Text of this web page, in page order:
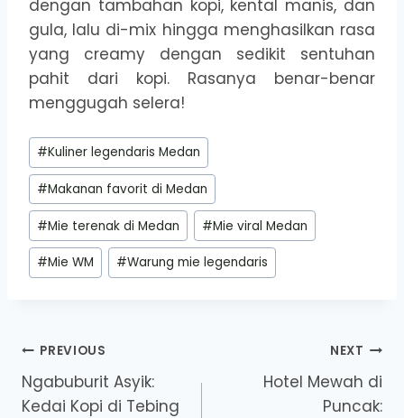
dengan tambahan kopi, kental manis, dan
gula, lalu di-mix hingga menghasilkan rasa
yang creamy dengan sedikit sentuhan
pahit dari kopi. Rasanya benar-benar
menggugah selera!
Post
Tags:
#Kuliner legendaris Medan
#Makanan favorit di Medan
#Mie terenak di Medan #Mie viral Medan
#Mie WM #Warung mie legendaris
Post
navigation
PREVIOUS
Ngabuburit Asyik:
Kedai Kopi di Tebing
NEXT
Hotel Mewah di
Puncak: